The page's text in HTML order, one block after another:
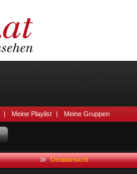
| Meine Playlist | Meine Gruppen
Detailansicht